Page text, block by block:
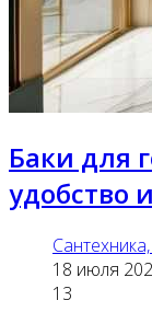
Баки для
удобство
18 июля
13